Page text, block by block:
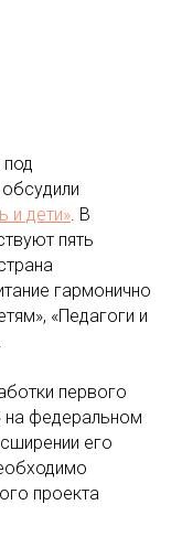
и дети». В
пять
гармонично
«Педагоги и
первого
на федеральном
его
проекта